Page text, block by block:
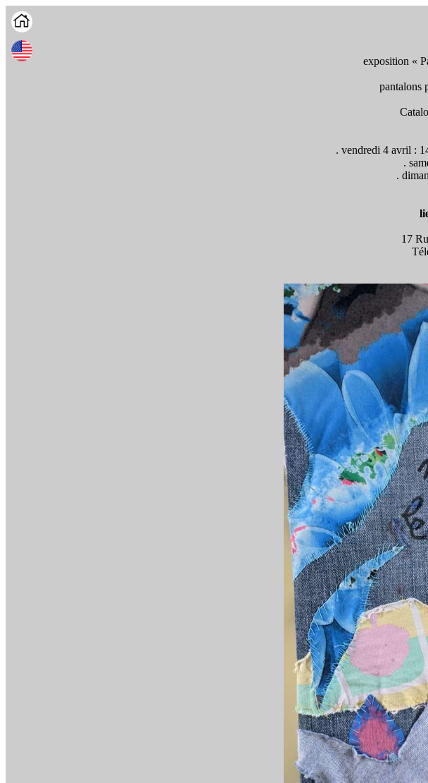
exposition «
pantalons
. vendredi 4 avril :
.
.
17